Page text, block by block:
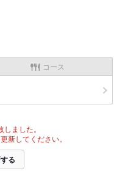
コース
ました。
新してください。
る